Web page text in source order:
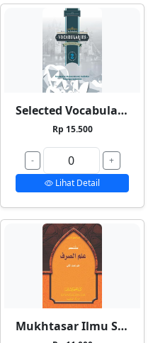
Selected Vocabularies 2
Rp 15.500
-
+
Lihat Detail
Mukhtasar Ilmu Shorf